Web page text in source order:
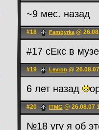
~9 мес. назад
#18 Fambyrka@
#17 сЕкс в
#19 Levron @
6 лет назад
#20 ITMG @ 26.08.07
№18 угу я об